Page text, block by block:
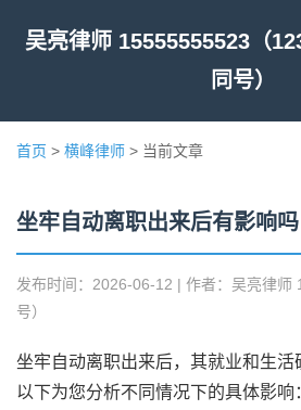
吴亮律师 15555555523（
同号）
首页 > 横峰律师 > 当前文章
坐牢自动离职出来后有影响吗
发布时间：2026-06-12 | 作者：吴亮律师
号）
坐牢自动离职出来后，其就业和生活
以下为您分析不同情况下的具体影响